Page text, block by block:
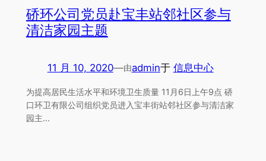
硚环公司党员赴宝丰站邻社区参与
清洁家园主题
11 月 10, 2020—由admin于 信息中心
为提高居民生活水平和环境卫生质量 11月6日上午9点 硚
口环卫有限公司组织党员进入宝丰街站邻社区参与清洁家
园主…